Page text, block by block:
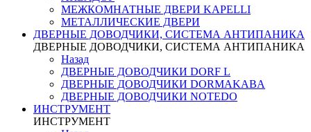
МЕЖКОМНАТНЫЕ ДВЕРИ KAPELLI
МЕТАЛЛИЧЕСКИЕ ДВЕРИ
ДВЕРНЫЕ ДОВОДЧИКИ, СИСТЕМА АНТИПАНИКА
ДВЕРНЫЕ ДОВОДЧИКИ, СИСТЕМА АНТИПАНИКА
Назад
ДВЕРНЫЕ ДОВОДЧИКИ DORF L
ДВЕРНЫЕ ДОВОДЧИКИ DORMAKABA
ДВЕРНЫЕ ДОВОДЧИКИ NOTEDO
ИНСТРУМЕНТ
ИНСТРУМЕНТ